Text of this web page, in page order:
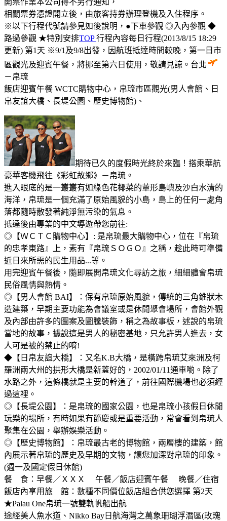
相關票券憑證開立後，由旅客持券辦理登機及入住程序。
※以下行程代號請參見如後說明，●下車參觀 ◎入內參觀 ◆
路過參觀 ★特別安排TOP行程內容每日行程(2013/8/15 18:29
更新) 第1天 ※9/1及9/8出發，因航班抵達時間較晚，第一日市
區觀光及迎賓午餐，將挪至第六日使用，敬請見諒。台北
－帛琉
飯店迎賓午餐 WCTC購物中心，帛琉市區觀光(男人會館、日
帛友誼大橋、長堤公園、歷史博物館)、
期待已久的度假時光終於來臨！搭乘華航
豪華客機飛往《彩虹故鄉》－帛琉。
進入眼底的是一叢叢有如綠色花椰菜的蕈形島嶼及沙白水清的
海洋，帛琉是一個充滿了原始風貌的小島，島上的任何一處角
落都隨時散發著純淨無污染的氣息。
抵達後由專業的中文導遊帶您前往:
◎【ＷＣＴＣ購物中心】: 是帛琉最大購物中心，位在『帛琉
的忠孝東路』上，素有『帛琉ＳＯＧＯ』之稱，趁此時可準備
近日來所需的民生用品...等。
用完迎賓午餐後，隨即展開帛琉文化尋訪之旅，細細體會帛琉
民俗風情與熱情。
◎【男人會館 BAI】：保有帛琉原始風貌，傳統的三角錐狀木
造建築，早期主要功能為會議室或是休閒聚會場所，會館外觀
及內部由許多的圖案及圖騰裝飾，稱之為故事板，述說的帛琉
當地的故事，據說這是男人的秘密基地，只允許男人進去，女
人可是被的禁止的唷!
◆【日帛友誼大橋】：又名K.B大橋，是橫跨帛琉艾來洲及柯
羅洲兩大州的拱形大橋是新蓋好的，2002/01/11通車喲。除了
水路之外，這條橋就是主要的幹道了，前往國際機場也必須經
過這裡。
◎【長堤公園】：是帛琉的國家公園，也是帛琉小孩假日休閒
玩樂的場所，有時如果有節慶或是重要活動，常會看到帛琉人
聚集在公園，舉辦娛樂活動。
◎【歷史博物館】：帛琉最古老的博物館，兩層樓的建築，館
內展示著帛琉的歷史及早期的文物，讓您加深對帛琉的印象。
(週一及國定假日休館)
餐 食：早餐／ＸＸＸ 午餐／飯店迎賓午餐 晚餐／住宿
飯店內享用旅 館：數種不同價位飯店組合供您選擇 第2天
★Palau One帛琉一號雙軌帆船出航
途經美人魚水道、Nikko Bay日航海灣之萬象珊瑚浮潛區(玫瑰